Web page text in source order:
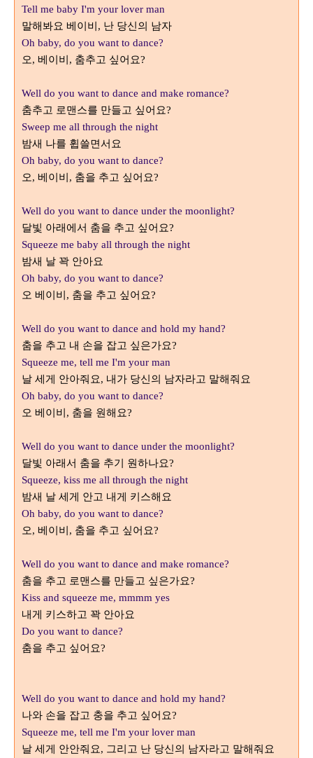
Tell me baby I'm your lover man
말해봐요 베이비, 난 당신의 남자
Oh baby, do you want to dance?
오, 베이비, 춤추고 싶어요?
Well do you want to dance and make romance?
춤추고 로맨스를 만들고 싶어요?
Sweep me all through the night
밤새 나를 휩쓸면서요
Oh baby, do you want to dance?
오, 베이비, 춤을 추고 싶어요?
Well do you want to dance under the moonlight?
달빛 아래에서 춤을 추고 싶어요?
Squeeze me baby all through the night
밤새 날 꽉 안아요
Oh baby, do you want to dance?
오 베이비, 춤을 추고 싶어요?
Well do you want to dance and hold my hand?
춤을 추고 내 손을 잡고 싶은가요?
Squeeze me, tell me I'm your man
날 세게 안아줘요, 내가 당신의 남자라고 말해줘요
Oh baby, do you want to dance?
오 베이비, 춤을 원해요?
Well do you want to dance under the moonlight?
달빛 아래서 춤을 추기 원하나요?
Squeeze, kiss me all through the night
밤새 날 세게 안고 내게 키스해요
Oh baby, do you want to dance?
오, 베이비, 춤을 추고 싶어요?
Well do you want to dance and make romance?
춤을 추고 로맨스를 만들고 싶은가요?
Kiss and squeeze me, mmmm yes
내게 키스하고 꽉 안아요
Do you want to dance?
춤을 추고 싶어요?
Well do you want to dance and hold my hand?
나와 손을 잡고 충을 추고 싶어요?
Squeeze me, tell me I'm your lover man
날 세게 안안줘요, 그리고 난 당신의 남자라고 말해줘요